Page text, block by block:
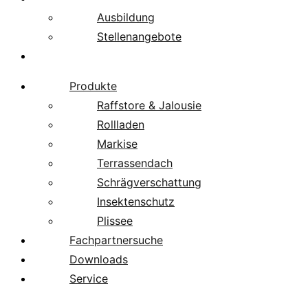
Ausbildung
Stellenangebote
Produkte
Raffstore & Jalousie
Rollladen
Markise
Terrassendach
Schrägverschattung
Insektenschutz
Plissee
Fachpartnersuche
Downloads
Service